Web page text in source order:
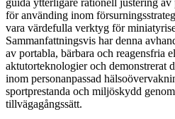
för använding inom
vara värdefulla verktyg för
Sammanfattningsvis har denna
av portabla, bärbara och reagensfria
aktutorteknologier och demonstrerat
inom personanpassad
sportprestanda och miljöskydd
tillvägagångssätt.